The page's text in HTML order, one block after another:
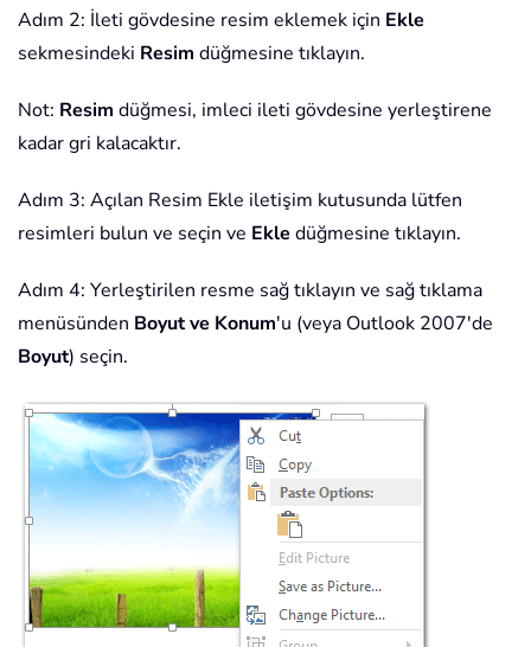
Adım 2: İleti gövdesine resim eklemek için Ekle
sekmesindeki Resim düğmesine tıklayın.
Not: Resim düğmesi, imleci ileti gövdesine yerleştirene
kadar gri kalacaktır.
Adım 3: Açılan Resim Ekle iletişim kutusunda lütfen
resimleri bulun ve seçin ve Ekle düğmesine tıklayın.
Adım 4: Yerleştirilen resme sağ tıklayın ve sağ tıklama
menüsünden Boyut ve Konum'u (veya Outlook 2007'de
Boyut) seçin.